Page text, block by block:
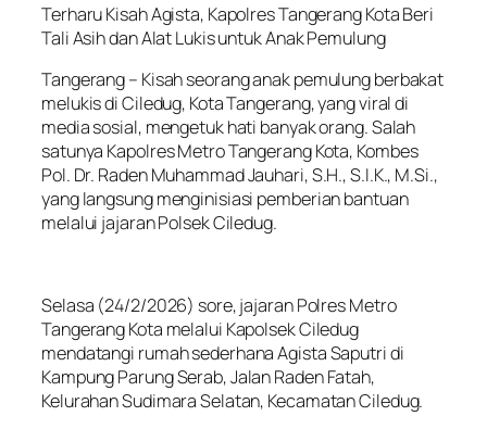
Terharu Kisah Agista, Kapolres Tangerang Kota Beri
Tali Asih dan Alat Lukis untuk Anak Pemulung
Tangerang – Kisah seorang anak pemulung berbakat
melukis di Ciledug, Kota Tangerang, yang viral di
media sosial, mengetuk hati banyak orang. Salah
satunya Kapolres Metro Tangerang Kota, Kombes
Pol. Dr. Raden Muhammad Jauhari, S.H., S.I.K., M.Si.,
yang langsung menginisiasi pemberian bantuan
melalui jajaran Polsek Ciledug.
Selasa (24/2/2026) sore, jajaran Polres Metro
Tangerang Kota melalui Kapolsek Ciledug
mendatangi rumah sederhana Agista Saputri di
Kampung Parung Serab, Jalan Raden Fatah,
Kelurahan Sudimara Selatan, Kecamatan Ciledug.